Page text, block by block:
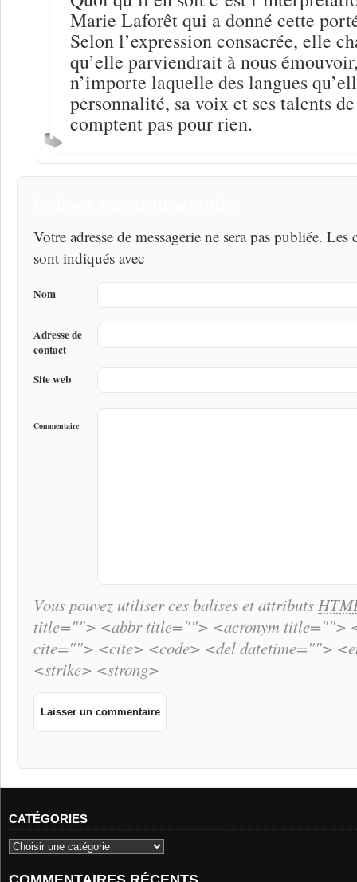
Marie Laforêt qui a donné cette
Selon l’expression consacrée, elle
qu’elle parviendrait à nous
n’importe laquelle des langues
personnalité, sa voix et ses talents
comptent pas pour rien.
Votre adresse de messagerie ne sera pas publiée.
sont indiqués avec
Nom
Adresse de
contact
Site web
Commentaire
Vous pouvez utiliser ces balises et attributs
title=""> <abbr title=""> <acronym title="">
cite=""> <cite> <code> <del datetime="">
<strike> <strong>
CATÉGORIES